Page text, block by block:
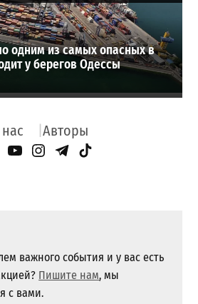
одним из самых опасных в
у берегов Одессы
Авторы
Page
YouTube
Instagram
Telegram
TikTok
важного события и у вас есть
Пишите нам, мы
с вами.